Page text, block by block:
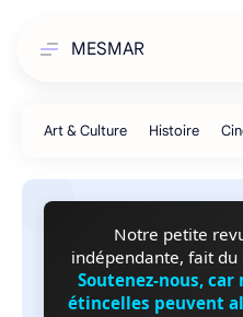
MESMAR
Notre petite
indépendante, fait du
Soutenez-nous,
étincelles peuvent